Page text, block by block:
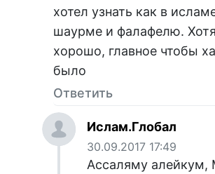
хотел узнать как в
шаурме и фалафелю. Хотя
хорошо, главное чтобы
было
Ответить
Ислам.Глобал
30.09.2017 17:49
Ассаляму